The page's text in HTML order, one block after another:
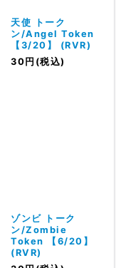
天使 トーク
ン/Angel Token
【3/20】 (RVR)
30 円 (税込)
ゾンビ トーク
ン/Zombie
Token 【6/20】
(RVR)